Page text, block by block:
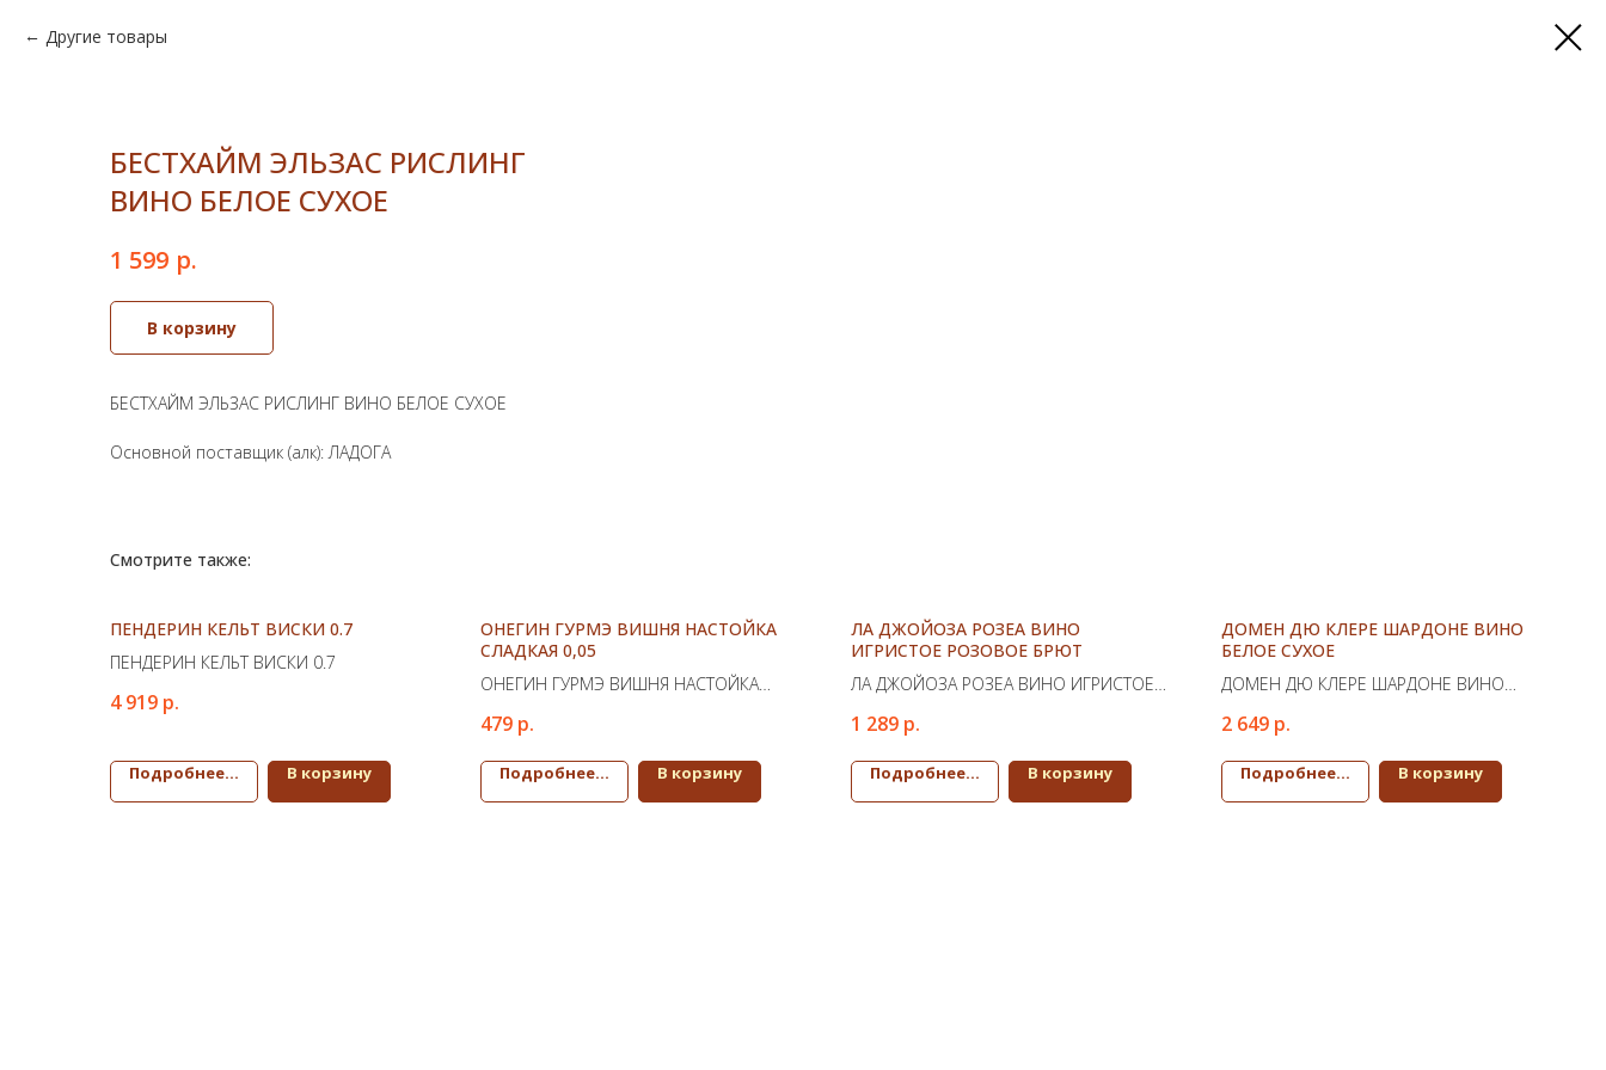
Другие товары
БЕСТХАЙМ ЭЛЬЗАС РИСЛИНГ
ВИНО БЕЛОЕ СУХОЕ
1 599 р.
В корзину
БЕСТХАЙМ ЭЛЬЗАС РИСЛИНГ ВИНО БЕЛОЕ СУХОЕ
Основной поставщик (алк): ЛАДОГА
Смотрите также:
ПЕНДЕРИН КЕЛЬТ ВИСКИ 0.7
ПЕНДЕРИН КЕЛЬТ ВИСКИ 0.7
4 919 р.
Подробнее... В корзину
ОНЕГИН ГУРМЭ ВИШНЯ НАСТОЙКА
СЛАДКАЯ 0,05
ОНЕГИН ГУРМЭ ВИШНЯ НАСТОЙКА
479 р.
Подробнее... В корзину
ЛА ДЖОЙОЗА РОЗЕА ВИНО
ИГРИСТОЕ РОЗОВОЕ БРЮТ
ЛА ДЖОЙОЗА РОЗЕА ВИНО ИГРИСТОЕ
1 289 р.
Подробнее... В корзину
ДОМЕН ДЮ КЛЕРЕ ШАРДОНЕ ВИНО
БЕЛОЕ СУХОЕ
ДОМЕН ДЮ КЛЕРЕ ШАРДОНЕ ВИНО
2 649 р.
Подробнее... В корзину